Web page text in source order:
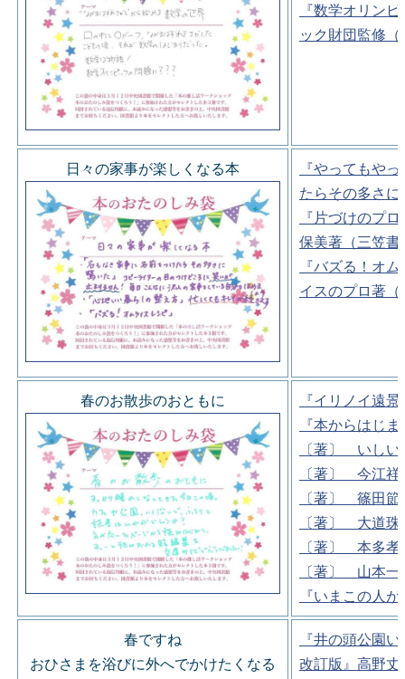
『数学オリン
ック財団監修
日々の家事が楽しくなる本
『やってもや
たらその多さ
『片づけのプ
保美著（三笠書
『バズる！オ
イスのプロ著
春のお散歩のおともに
『イリノイ遠
『本からはじ
〔著〕 いし
〔著〕 今江
〔著〕 篠田
〔著〕 大道
〔著〕 本多
〔著〕 山本一
『いまこの人
春ですね
おひさまを浴びに外へでかけたくなる
『井の頭公園
改訂版』高野